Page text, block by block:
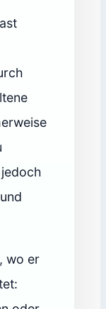
wo er